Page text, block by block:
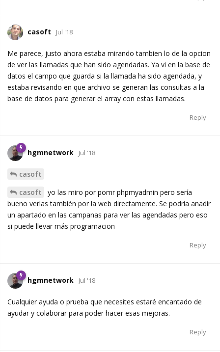
casoft Jul '18
Me parece, justo ahora estaba mirando tambien lo de la opcion
de ver las llamadas que han sido agendadas. Ya vi en la base de
datos el campo que guarda si la llamada ha sido agendada, y
estaba revisando en que archivo se generan las consultas a la
base de datos para generar el array con estas llamadas.
Reply
hgmnetwork Jul '18
casoft
casoft
yo las miro por pomr phpmyadmin pero sería
bueno verlas también por la web directamente. Se podría anadir
un apartado en las campanas para ver las agendadas pero eso
si puede llevar más programacion
Reply
hgmnetwork Jul '18
Cualquier ayuda o prueba que necesites estaré encantado de
ayudar y colaborar para poder hacer esas mejoras.
Reply